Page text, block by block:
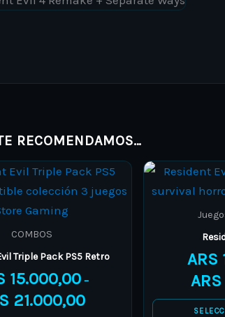
RECOMENDAMOS…
COMBOS
Triple Pack PS5 Retro
15.000,00 –
21.000,00
Price
ARS 15.000,00
This
product
has
multiple
variants.
options
may
ARS
ARS